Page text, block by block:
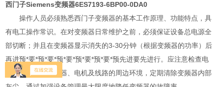
西门子Siemens变频器6ES7193-6BP00-0DA0
操作人员必须熟悉西门子变频器的基本工作原理、功能特点，具
有电工操作常识。在对变频器日常维护之前，必须保证设备总电源全
部切断；并且在变频器显示消失的3-30分钟（根据变频器的功率）后
再进预*要*预*要*预*要*预*要*预*要*预先进要先进行。应注意检查电
网电压，改善变频器、电机及线路的周边环境，定期清除变频器内部